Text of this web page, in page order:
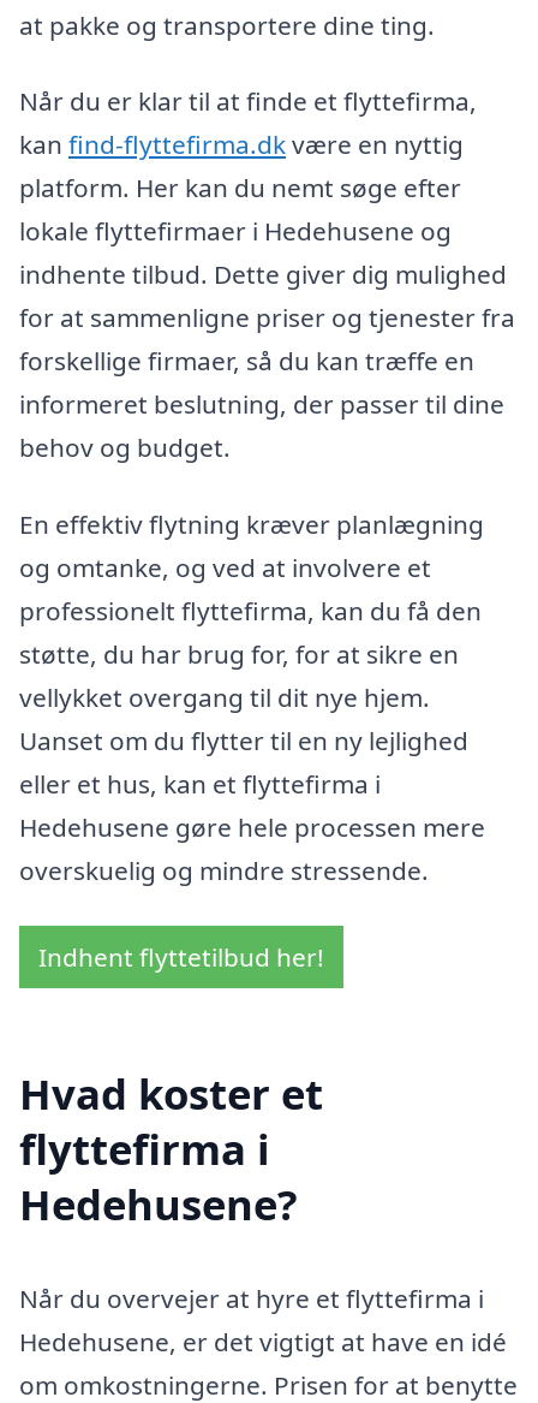
at pakke og transportere dine ting.
Når du er klar til at finde et flyttefirma,
kan find-flyttefirma.dkvære en nyttig
platform. Her kan du nemt søge efter
lokale flyttefirmaer i Hedehusene og
indhente tilbud. Dette giver dig mulighed
for at sammenligne priser og tjenester fra
forskellige firmaer, så du kan træffe en
informeret beslutning, der passer til dine
behov og budget.
En effektiv flytning kræver planlægning
og omtanke, og ved at involvere et
professionelt flyttefirma, kan du få den
støtte, du har brug for, for at sikre en
vellykket overgang til dit nye hjem.
Uanset om du flytter til en ny lejlighed
eller et hus, kan et flyttefirma i
Hedehusene gøre hele processen mere
overskuelig og mindre stressende.
Indhent flyttetilbud her!
Hvad koster et
flyttefirma i
Hedehusene?
Når du overvejer at hyre et flyttefirma i
Hedehusene, er det vigtigt at have en idé
om omkostningerne. Prisen for at benytte